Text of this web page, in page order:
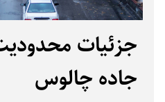
جزئیات
جاده چالوس